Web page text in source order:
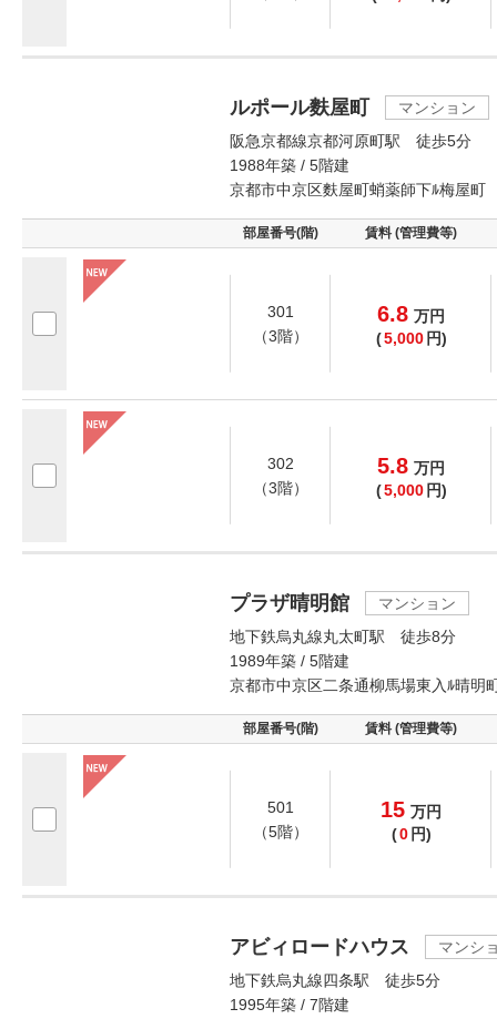
ルポール麩屋町
マンション
阪急京都線京都河原町駅 徒歩5分
1988年築 / 5階建
京都市中京区麩屋町蛸薬師下ﾙ梅屋町
部屋番号(階) 賃料 (管理費等)
301
（3階）
6.8 万円
(5,000 円)
302
（3階）
5.8 万円
(5,000 円)
プラザ晴明館
マンション
地下鉄烏丸線丸太町駅 徒歩8分
1989年築 / 5階建
京都市中京区二条通柳馬場東入ﾙ晴明
部屋番号(階) 賃料 (管理費等)
501
（5階）
15 万円
(0 円)
アビィロードハウス
マンシ
地下鉄烏丸線四条駅 徒歩5分
1995年築 / 7階建